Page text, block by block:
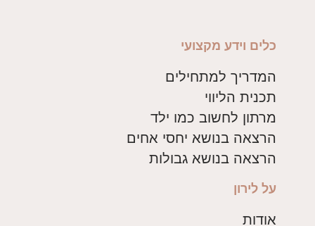
כלים וידע מקצועי
המדריך למתחילים
תכנית הליווי
מרתון לחשוב כמו ילד
הרצאה בנושא יחסי אחים
הרצאה בנושא גבולות
על לירון
אודות